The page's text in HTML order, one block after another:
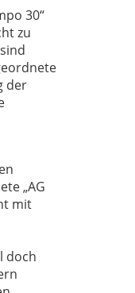
30“
zu
der
„AG
mit
doch